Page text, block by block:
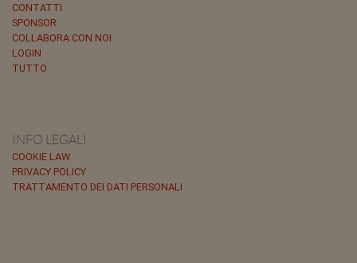
CONTATTI
SPONSOR
COLLABORA CON NOI
LOGIN
TUTTO
INFO LEGALI
COOKIE LAW
PRIVACY POLICY
TRATTAMENTO DEI DATI PERSONALI